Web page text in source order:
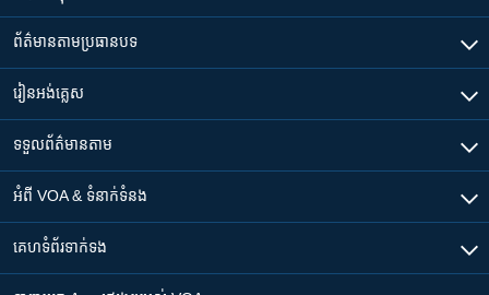
ព័ត៌មាន​តាមប្រធានបទ​
រៀន​​អង់គ្លេស
ទទួល​ព័ត៌មាន​តាម
អំពី​ VOA & ទំនាក់ទំនង
គេហទំព័រ​​ទាក់ទង